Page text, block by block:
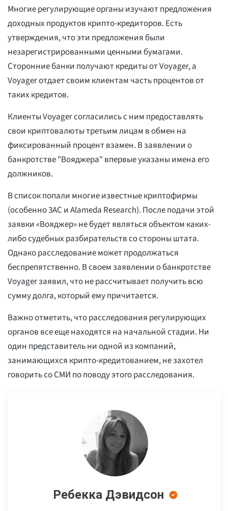
Многие регулирующие органы изучают предложения
доходных продуктов крипто-кредиторов. Есть
утверждения, что эти предложения были
незарегистрированными ценными бумагами.
Сторонние банки получают кредиты от Voyager, а
Voyager отдает своим клиентам часть процентов от
таких кредитов.
Клиенты Voyager согласились с ним предоставлять
свои криптовалюты третьим лицам в обмен на
фиксированный процент взамен. В заявлении о
банкротстве "Вояджера" впервые указаны имена его
должников.
В список попали многие известные криптофирмы
(особенно 3AC и Alameda Research). После подачи этой
заявки «Вояджер» не будет являться объектом каких-
либо судебных разбирательств со стороны штата.
Однако расследование может продолжаться
беспрепятственно. В своем заявлении о банкротстве
Voyager заявил, что не рассчитывает получить всю
сумму долга, который ему причитается.
Важно отметить, что расследования регулирующих
органов все еще находятся на начальной стадии. Ни
один представитель ни одной из компаний,
занимающихся крипто-кредитованием, не захотел
говорить со СМИ по поводу этого расследования.
Ребекка Дэвидсон